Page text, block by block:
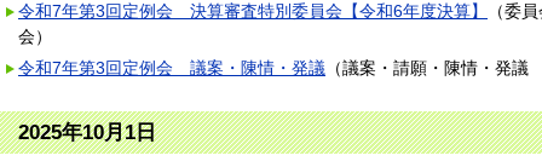
令和7年第3回定例会 決算審査特別委員会【令和6年度決算】 （委員
会）
令和7年第3回定例会 議案・陳情・発議 （議案・請願・陳情・発議
2025年10月1日